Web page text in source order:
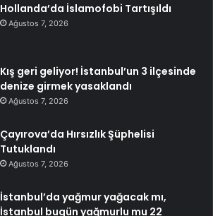
Hollanda’da İslamofobi Tartışıldı
Ağustos 7, 2026
Kış geri geliyor! İstanbul’un 3 ilçesinde
denize girmek yasaklandı
Ağustos 7, 2026
Çayırova’da Hırsızlık Şüphelisi
Tutuklandı
Ağustos 7, 2026
İstanbul’da yağmur yağacak mı,
İstanbul bugün yağmurlu mu 22